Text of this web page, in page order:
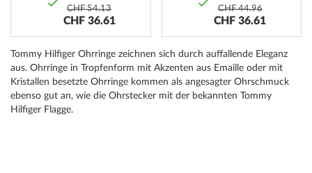
CHF 54.13
CHF 36.61
CHF 44.96
CHF 36.61
Tommy Hilfiger Ohrringe zeichnen sich durch auffallende Eleganz
aus. Ohrringe in Tropfenform mit Akzenten aus Emaille oder mit
Kristallen besetzte Ohrringe kommen als angesagter Ohrschmuck
ebenso gut an, wie die Ohrstecker mit der bekannten Tommy
Hilfiger Flagge.